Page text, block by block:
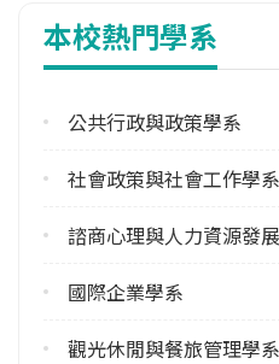
113學年度下學期
2
雙主修人數
1
113學年度下學期
(049)2910960 #4130
本校熱門學系
公共行政與政策學系
社會政策與社會工作學系
諮商心理與人力資源發
國際企業學系
觀光休閒與餐旅管理學系